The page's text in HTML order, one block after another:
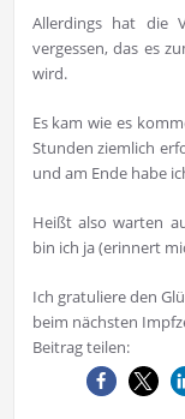
Allerdings hat die
vergessen, das es
wird.
Es kam wie es
Stunden ziemlich
und am Ende habe
Heißt also warten
bin ich ja (erinnert
Ich gratuliere den
beim nächsten
Beitrag teilen: